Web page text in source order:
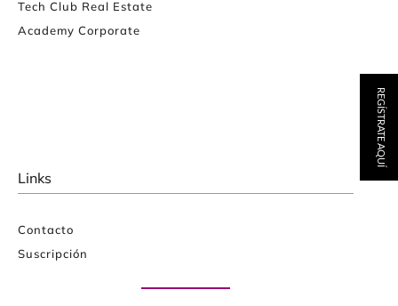
Tech Club Real Estate
Academy Corporate
Links
Contacto
Suscripción
REGÍSTRATE AQUÍ